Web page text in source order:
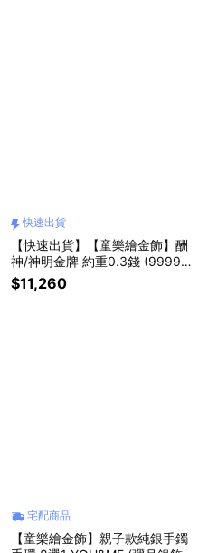
快速出貨
【快速出貨】【童樂繪金飾】酬
神/神明金牌 約重0.3錢 (9999純
金 黃金 還願)
$11,260
宅配商品
【童樂繪金飾】親子款純銀手鐲